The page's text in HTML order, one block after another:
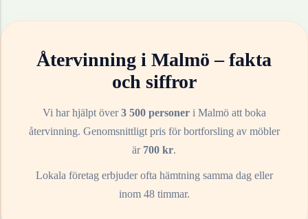
Återvinning i Malmö – fakta
och siffror
Vi har hjälpt över3 500 personeri Malmöatt boka
återvinning. Genomsnittligt pris för bortforsling av möbler
är 700 kr.
Lokala företag erbjuder ofta hämtning samma dag eller
inom 48 timmar.